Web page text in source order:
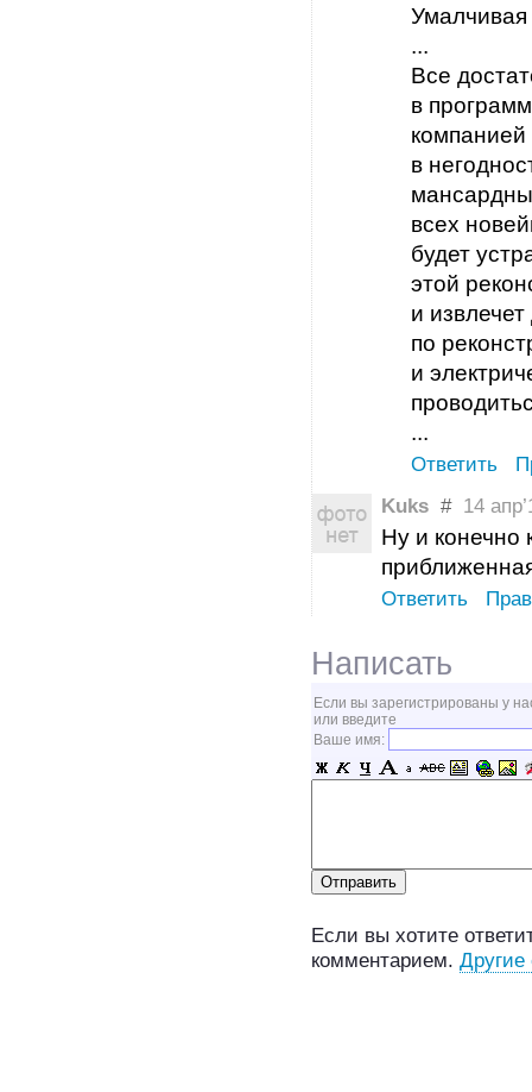
Умалчивая
...
Все
в
в
всех
будет
этой
и
по
и
...
Ответить
Kuks #14
Ну и конечно
Ответить
Написать
Если вы зарегистрированы у
или введите
Ваше имя:
Если вы хотите
комментарием. Другие